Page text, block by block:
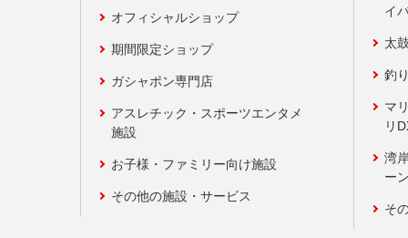
オフィシャルショップ
期間限定ショップ
ガシャポン専門店
アスレチック・スポーツエンタメ
施設
お子様・ファミリー向け施設
その他の施設・サービス
イ
太
釣
マ
リ
湾
ー
そ